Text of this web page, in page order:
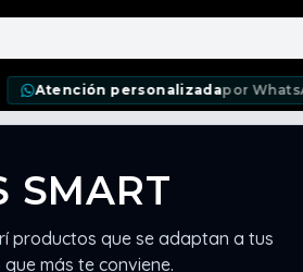
Atención personalizada por WhatsApp
SMART
productos que se adaptan a tus
más te conviene.